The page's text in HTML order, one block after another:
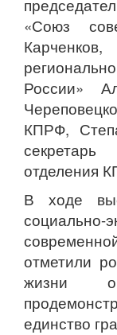
«Союз
Карченков,
России»
КПРФ,
секретарь
отделения
В ходе
отметили
жизни
единство